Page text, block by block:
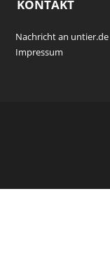
KONTAKT
Nachricht an untier.de
Impressum